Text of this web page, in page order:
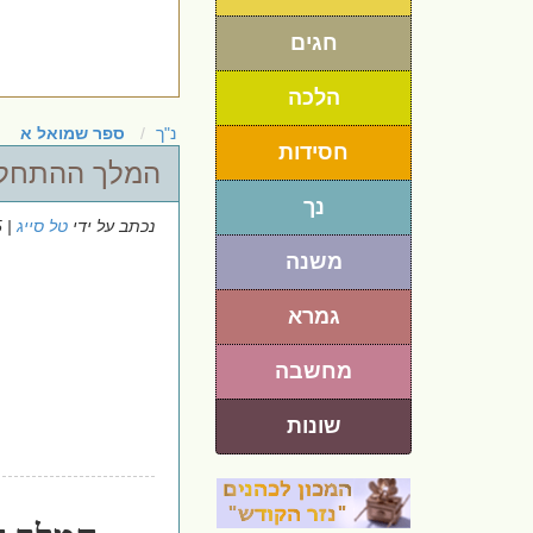
חגים
הלכה
חסידות
נך
משנה
גמרא
מחשבה
שונות
נ"ך ספר שמואל א
המלך
נכתב על ידי טל סייג | 4/9/2025